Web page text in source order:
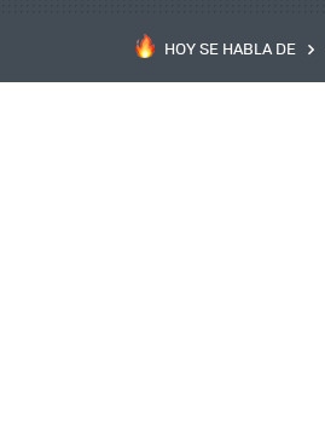
HOY SE HABLA DE